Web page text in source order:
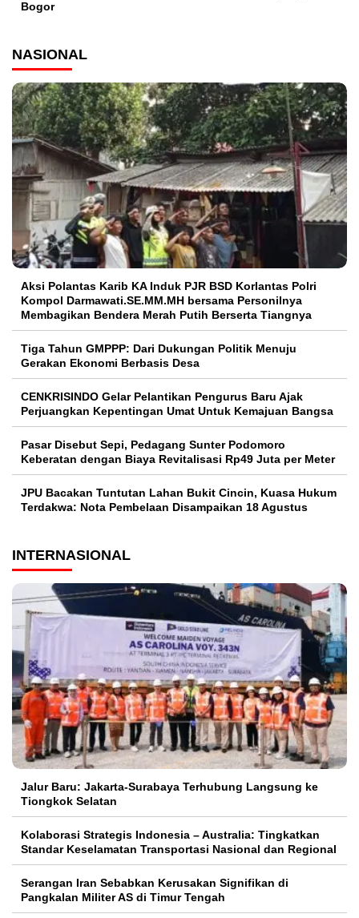
Bogor
NASIONAL
Aksi Polantas Karib KA Induk PJR BSD Korlantas Polri
Kompol Darmawati.SE.MM.MH bersama Personilnya
Membagikan Bendera Merah Putih Berserta Tiangnya
Tiga Tahun GMPPP: Dari Dukungan Politik Menuju
Gerakan Ekonomi Berbasis Desa
CENKRISINDO Gelar Pelantikan Pengurus Baru Ajak
Perjuangkan Kepentingan Umat Untuk Kemajuan Bangsa
Pasar Disebut Sepi, Pedagang Sunter Podomoro
Keberatan dengan Biaya Revitalisasi Rp49 Juta per Meter
JPU Bacakan Tuntutan Lahan Bukit Cincin, Kuasa Hukum
Terdakwa: Nota Pembelaan Disampaikan 18 Agustus
INTERNASIONAL
Jalur Baru: Jakarta-Surabaya Terhubung Langsung ke
Tiongkok Selatan
Kolaborasi Strategis Indonesia – Australia: Tingkatkan
Standar Keselamatan Transportasi Nasional dan Regional
Serangan Iran Sebabkan Kerusakan Signifikan di
Pangkalan Militer AS di Timur Tengah